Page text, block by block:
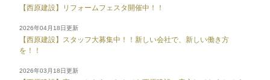
【西原建設】リフォームフェスタ開催中！！
2026年04月18日更新
【西原建設】スタッフ大募集中！！新しい会社で、新しい働き方
を！！
2026年03月18日更新